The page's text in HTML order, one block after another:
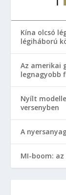
Kína olcsó
légiháború
Az amerikai
legnagyobb
Nyílt
versenyben
A
MI-boom: